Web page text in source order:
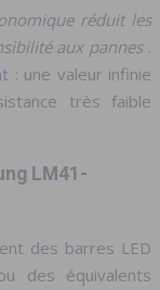
réduit les
aux pannes .
: une valeur infinie
très faible
LM41-
des barres LED
des équivalents